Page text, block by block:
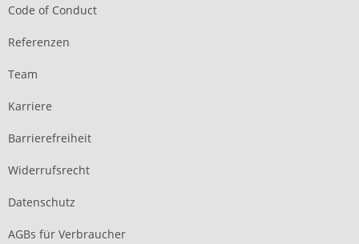
Code of Conduct
Referenzen
Team
Karriere
Barrierefreiheit
Widerrufsrecht
Datenschutz
AGBs für Verbraucher